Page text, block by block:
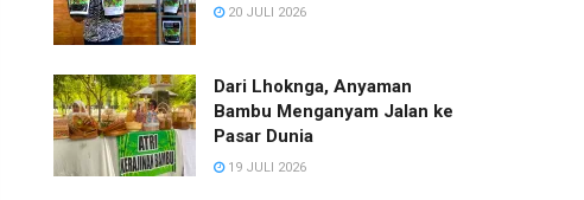
20 JULI 2026
Dari Lhoknga, Anyaman
Bambu Menganyam Jalan ke
Pasar Dunia
19 JULI 2026